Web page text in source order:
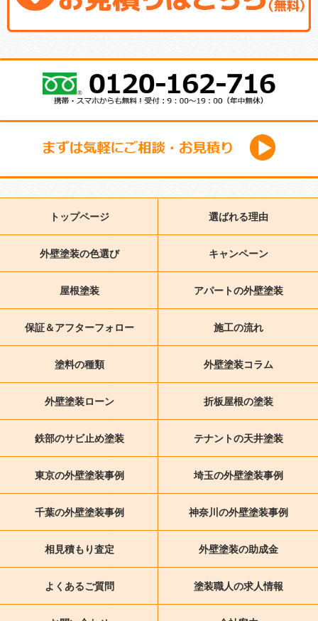
トップページ 選ばれる理由
外壁塗装の色選び キャンペーン
屋根塗装 アパートの外壁塗装
保証＆アフターフォロー 施工の流れ
塗料の種類 外壁塗装コラム
外壁塗装ローン 折板屋根の塗装
鉄部のサビ止め塗装 テナントの天井塗装
東京の外壁塗装事例 埼玉の外壁塗装事例
千葉の外壁塗装事例 神奈川の外壁塗装事例
相見積もり査定 外壁塗装の助成金
よくあるご質問 塗装職人の求人情報